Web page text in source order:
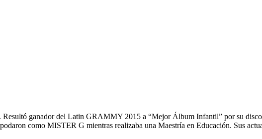
Resultó ganador del Latin GRAMMY 2015 a “Mejor Álbum Infantil” por su
como MISTER G mientras realizaba una Maestría en Educación. Sus